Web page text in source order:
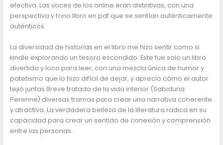
efectiva. Las voces de los online eran distintivas, con una
perspectiva y tono libro en pdf que se sentían auténticamente
auténticos.
La diversidad de historias en el libro me hizo sentir como si
kindle explorando un tesoro escondido. Este fue solo un libro
divertido y loco para leer, con una mezcla única de humor y
patetismo que lo hizo difícil de dejar, y aprecio cómo el autor
tejió juntas Breve tratado de la vida interior (Sabiduria
Perenne) diversas tramas para crear una narrativa coherente
y atractiva. La verdadera belleza de la literatura radica en su
capacidad para crear un sentido de conexión y comprensión
entre las personas.